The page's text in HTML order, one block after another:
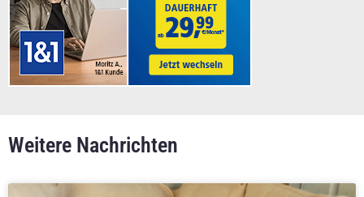
Weitere Nachrichten